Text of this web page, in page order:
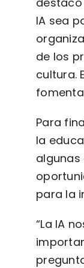
IA sea
de los
cultura.
Para
la
algunas
para la
“La IA